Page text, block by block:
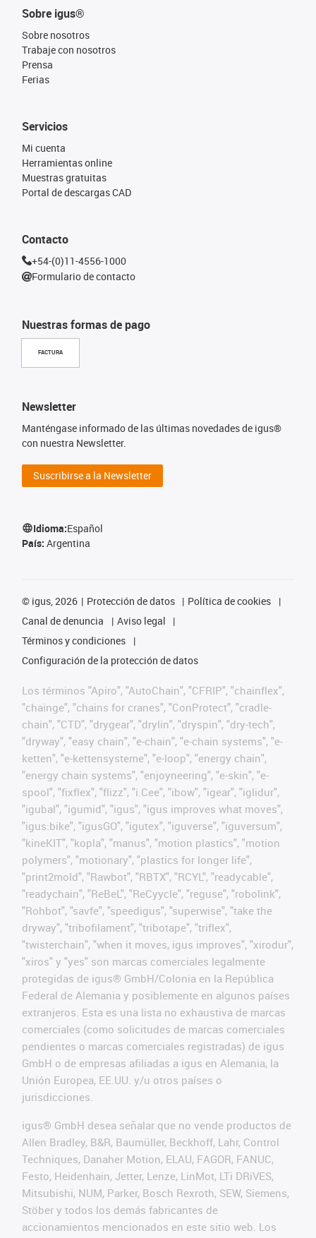
Sobre igus®
Sobre nosotros
Trabaje con nosotros
Prensa
Ferias
Nuestras formas de pago
FACTURA
Servicios
Mi cuenta
Herramientas online
Muestras gratuitas
Portal de descargas CAD
Contacto
+54-(0)11-4556-1000
Formulario de contacto
Newsletter
Manténgase informado de las últimas novedades de igus®
con nuestra Newsletter.
Suscribirse a la Newsletter
Idioma:Español
País: Argentina
© igus, 2026 Protección de datos
Política de cookies
Canal de denuncia
Aviso legal
Términos y condiciones
Configuración de la protección de datos
Los términos "Apiro", "AutoChain", "CFRIP", "chainflex",
"chainge", "chains for cranes", "ConProtect", "cradle-
chain", "CTD", "drygear", "drylin", "dryspin", "dry-tech",
"dryway", "easy chain", "e-chain", "e-chain systems", "e-
ketten", "e-kettensysteme", "e-loop", "energy chain",
"energy chain systems", "enjoyneering", "e-skin", "e-
spool", "fixflex", "flizz", "i.Cee", "ibow", "igear", "iglidur",
"igubal", "igumid", "igus", "igus improves what moves",
"igus:bike", "igusGO", "igutex", "iguverse", "iguversum",
"kineKIT", "kopla", "manus", "motion plastics", "motion
polymers", "motionary", "plastics for longer life",
"print2mold", "Rawbot", "RBTX", "RCYL", "readycable",
"readychain", "ReBeL", "ReCyycle", "reguse", "robolink",
"Rohbot", "savfe", "speedigus", "superwise", "take the
dryway", "tribofilament", "tribotape", "triflex",
"twisterchain", "when it moves, igus improves", "xirodur",
"xiros" y "yes" son marcas comerciales legalmente
protegidas de igus® GmbH/Colonia en la República
Federal de Alemania y posiblemente en algunos países
extranjeros. Esta es una lista no exhaustiva de marcas
comerciales (como solicitudes de marcas comerciales
pendientes o marcas comerciales registradas) de igus
GmbH o de empresas afiliadas a igus en Alemania, la
Unión Europea, EE.UU. y/u otros países o
jurisdicciones.
igus® GmbH desea señalar que no vende productos de
Allen Bradley, B&R, Baumüller, Beckhoff, Lahr, Control
Techniques, Danaher Motion, ELAU, FAGOR, FANUC,
Festo, Heidenhain, Jetter, Lenze, LinMot, LTi DRiVES,
Mitsubishi, NUM, Parker, Bosch Rexroth, SEW, Siemens,
Stöber y todos los demás fabricantes de
accionamientos mencionados en este sitio web. Los